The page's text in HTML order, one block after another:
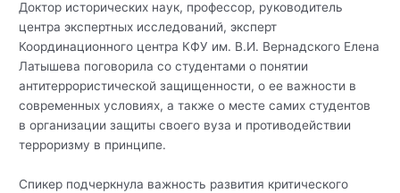
Доктор исторических наук, профессор, руководитель
центра экспертных исследований, эксперт
Координационного центра КФУ им. В.И. Вернадского Елена
Латышева поговорила со студентами о понятии
антитеррористической защищенности, о ее важности в
современных условиях, а также о месте самих студентов
в организации защиты своего вуза и противодействии
терроризму в принципе.
Спикер подчеркнула важность развития критического